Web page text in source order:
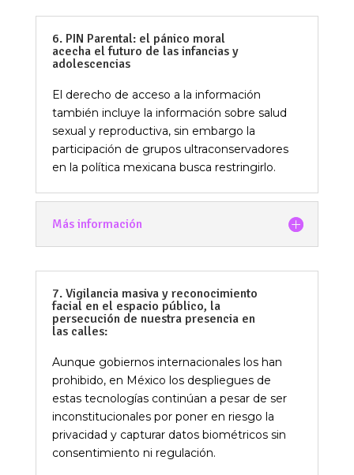
6. PIN Parental: el pánico moral
acecha el futuro de las infancias y
adolescencias
El derecho de acceso a la información
también incluye la información sobre salud
sexual y reproductiva, sin embargo la
participación de grupos ultraconservadores
en la política mexicana busca restringirlo.
Más información
7. Vigilancia masiva y reconocimiento
facial en el espacio público, la
persecución de nuestra presencia en
las calles:
Aunque gobiernos internacionales los han
prohibido, en México los despliegues de
estas tecnologías continúan a pesar de ser
inconstitucionales por poner en riesgo la
privacidad y capturar datos biométricos sin
consentimiento ni regulación.